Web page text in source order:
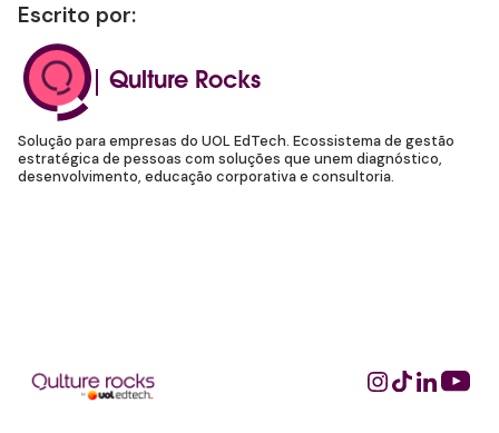
Escrito por:
Qulture Rocks
Solução para empresas do UOL EdTech. Ecossistema de gestão
estratégica de pessoas com soluções que unem diagnóstico,
desenvolvimento, educação corporativa e consultoria.